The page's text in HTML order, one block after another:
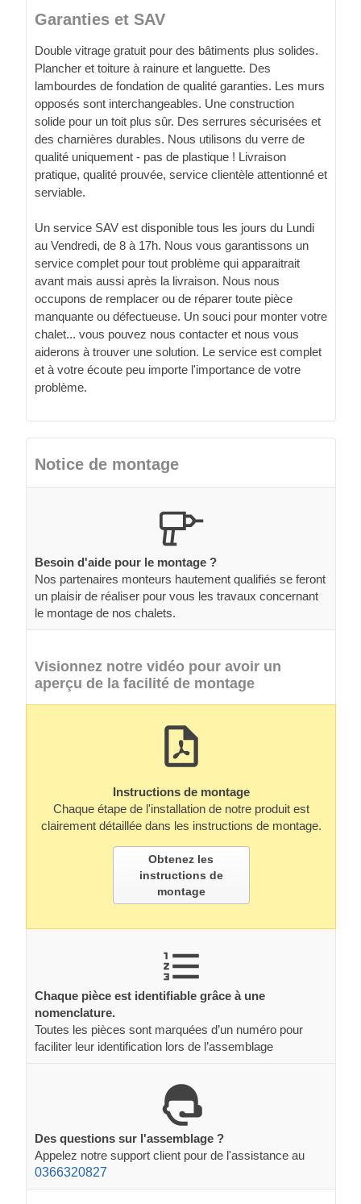
Garanties et SAV
Double vitrage gratuit pour des bâtiments plus solides.
Plancher et toiture à rainure et languette. Des
lambourdes de fondation de qualité garanties. Les murs
opposés sont interchangeables. Une construction
solide pour un toit plus sûr. Des serrures sécurisées et
des charnières durables. Nous utilisons du verre de
qualité uniquement - pas de plastique ! Livraison
pratique, qualité prouvée, service clientèle attentionné et
serviable.
Un service SAV est disponible tous les jours du Lundi
au Vendredi, de 8 à 17h. Nous vous garantissons un
service complet pour tout problème qui apparaitrait
avant mais aussi après la livraison. Nous nous
occupons de remplacer ou de réparer toute pièce
manquante ou défectueuse. Un souci pour monter votre
chalet... vous pouvez nous contacter et nous vous
aiderons à trouver une solution. Le service est complet
et à votre écoute peu importe l'importance de votre
problème.
Notice de montage
Besoin d'aide pour le montage ?
Nos partenaires monteurs hautement qualifiés se feront
un plaisir de réaliser pour vous les travaux concernant
le montage de nos chalets.
Visionnez notre vidéo pour avoir un
aperçu de la facilité de montage
Instructions de montage
Chaque étape de l'installation de notre produit est
clairement détaillée dans les instructions de montage.
Obtenez les
instructions de
montage
Chaque pièce est identifiable grâce à une
nomenclature.
Toutes les pièces sont marquées d’un numéro pour
faciliter leur identification lors de l’assemblage
Des questions sur l'assemblage ?
Appelez notre support client pour de l'assistance au
0366320827